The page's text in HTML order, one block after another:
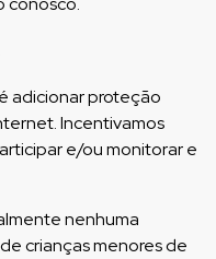
adicionar proteção
Incentivamos
e/ou monitorar e
nenhuma
crianças menores de